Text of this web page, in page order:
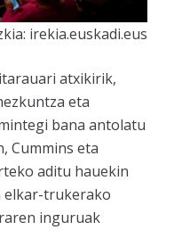
irekia.euskadi.eus
atxikirik,
eta
bana antolatu
Cummins eta
aditu hauekin
elkar-trukerako
inguruak